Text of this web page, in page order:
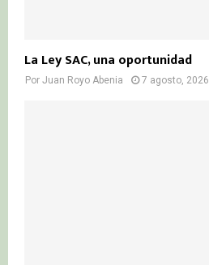
La Ley SAC, una oportunidad
Por Juan Royo Abenia 7 agosto, 2026